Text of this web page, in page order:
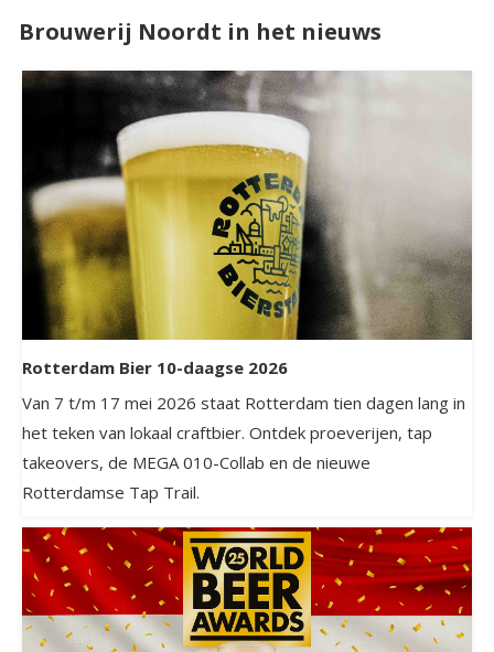
Brouwerij Noordt in het nieuws
Rotterdam Bier 10-daagse 2026
Van 7 t/m 17 mei 2026 staat Rotterdam tien dagen lang in
het teken van lokaal craftbier. Ontdek proeverijen, tap
takeovers, de MEGA 010-Collab en de nieuwe
Rotterdamse Tap Trail.